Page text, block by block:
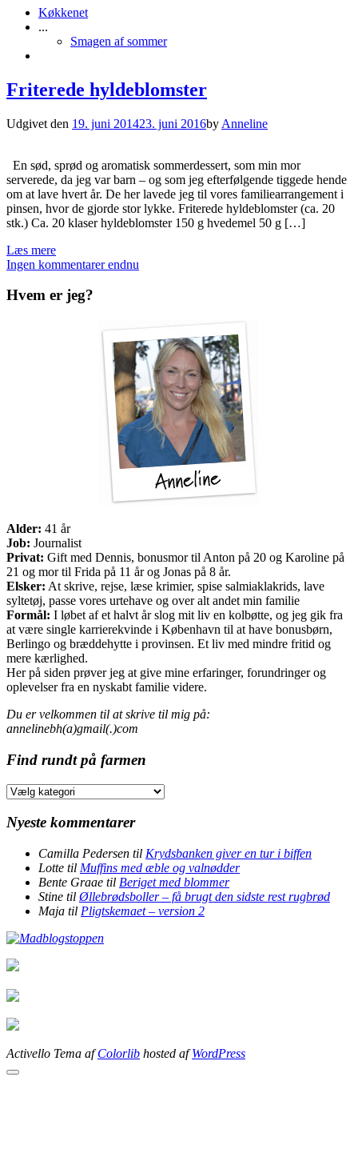
Køkkenet
...
Smagen af sommer
Friterede hyldeblomster
Udgivet den 19. juni 201423. juni 2016by Anneline
En sød, sprød og aromatisk sommerdessert, som min mor
serverede, da jeg var barn – og som jeg efterfølgende tiggede hende
om at lave hvert år. De her lavede jeg til vores familiearrangement i
pinsen, hvor de gjorde stor lykke. Friterede hyldeblomster (ca. 20
stk.) Ca. 20 klaser hyldeblomster 150 g hvedemel 50 g […]
Læs mere
Ingen kommentarer endnu
Hvem er jeg?
Alder: 41 år
Job: Journalist
Privat: Gift med Dennis, bonusmor til Anton på 20 og Karoline på
21 og mor til Frida på 11 år og Jonas på 8 år.
Elsker: At skrive, rejse, læse krimier, spise salmiaklakrids, lave
syltetøj, passe vores urtehave og over alt andet min familie
Formål: I løbet af et halvt år slog mit liv en kolbøtte, og jeg gik fra
at være single karrierekvinde i København til at have bonusbørn,
Berlingo og bræddehytte i provinsen. Et liv med mindre fritid og
mere kærlighed.
Her på siden prøver jeg at give mine erfaringer, forundringer og
oplevelser fra en nyskabt familie videre.
Du er velkommen til at skrive til mig på:
annelinebh(a)gmail(.)com
Find rundt på farmen
Find
på
farmen
Nyeste kommentarer
Camilla Pedersen til Krydsbanken giver en tur i biffen
Lotte til Muffins med æble og valnødder
Bente Graae til Beriget med blommer
Stine til Øllebrødsboller – få brugt den sidste rest rugbrød
Maja til Pligtskemaet – version 2
Activello Tema afColorlib hosted afWordPress